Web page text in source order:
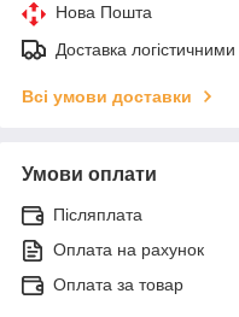
Нова Пошта
Доставка
Всі умови доставки
Умови оплати
Післяплата
Оплата на рахунок
Оплата за товар